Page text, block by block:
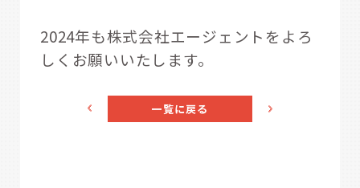
2024年も株式会社エージェントをよろ
しくお願いいたします。
一覧に戻る